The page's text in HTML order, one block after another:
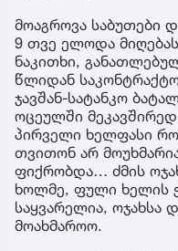
მოაგროვა საბუთები
9 თვე ელოდა
ნაკითხი,
წლიდან
ჯავშან-სატანკო
ოცეულში
პირველი ხელფასი
თვითონ არ
ფიქრობდა… ძმის
ხოლმე, ფული ხელის
საყვარელია, ოჯახსა
მოახმაროო.